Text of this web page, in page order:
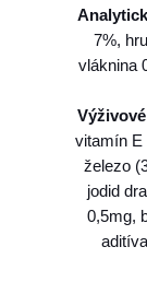
k
o
n
e
r
v
a
7%,
vláknina
vitamín E
železo
jodid
0,5mg,